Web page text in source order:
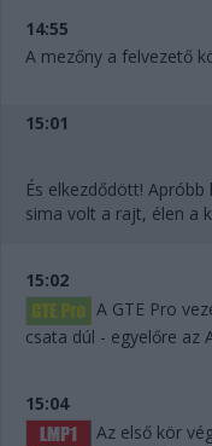
14:55
A mezőny a felvezető
15:01
És elkezdődött!
sima volt a rajt, élen a
15:02
A GTE Pro
csata dúl - egyelőre az
15:04
Az első kör